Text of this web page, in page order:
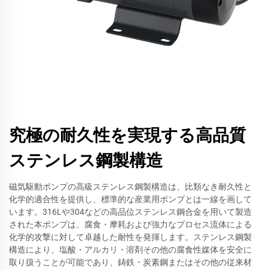
究極の耐久性を実現する高品質
ステンレス鋼製構造
磁気駆動ポンプの高級ステンレス鋼製構造は、比類なき耐久性と
化学的適合性を提供し、標準的な産業用ポンプとは一線を画して
います。316Lや304などの高品位ステンレス鋼合金を用いて製造
された本ポンプは、腐食・摩耗および強力なプロセス流体による
化学的攻撃に対して卓越した耐性を発揮します。ステンレス鋼製
構造により、塩酸・アルカリ・溶剤その他の腐食性媒体を安全に
取り扱うことが可能であり、鋳鉄・炭素鋼またはその他の従来材